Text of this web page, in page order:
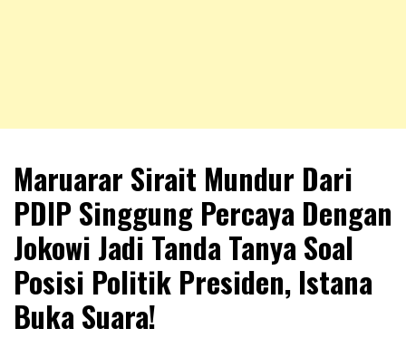
NKRIPOST
Maruarar Sirait Mundur Dari
PDIP Singgung Percaya Dengan
Jokowi Jadi Tanda Tanya Soal
Posisi Politik Presiden, Istana
Buka Suara!